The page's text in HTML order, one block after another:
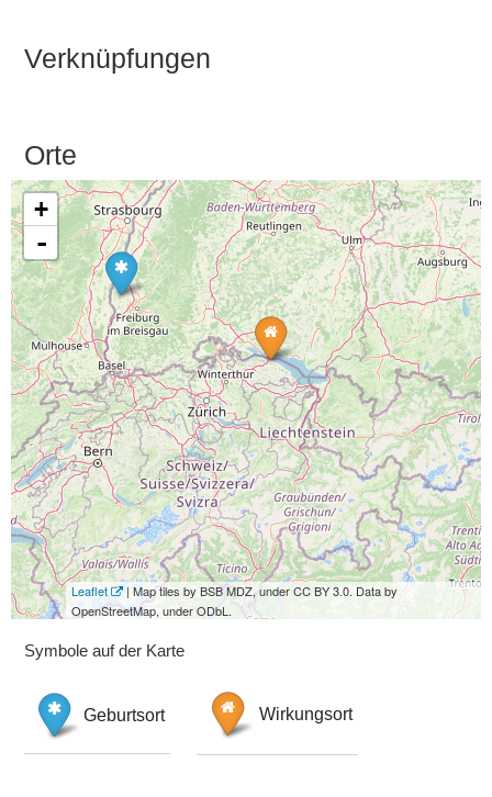
Verknüpfungen
Orte
+
-
Leaflet
| Map tiles by BSB MDZ, under CC BY 3.0. Data by
OpenStreetMap, under ODbL.
Symbole auf der Karte
Geburtsort Wirkungsort